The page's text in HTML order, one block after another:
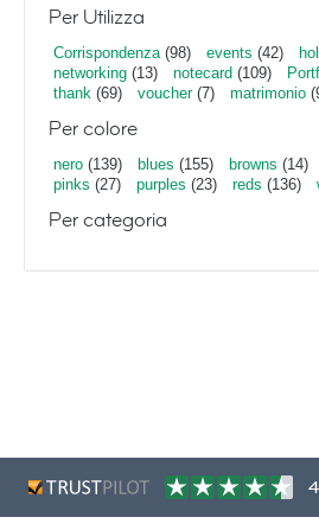
Per Utilizza
Corrispondenza(98) events (42)
networking (13) notecard (109)
thank (69) voucher(7) matrimonio
Per colore
nero (139) blues (155) browns (14)
pinks (27) purples (23) reds (136)
Per categoria